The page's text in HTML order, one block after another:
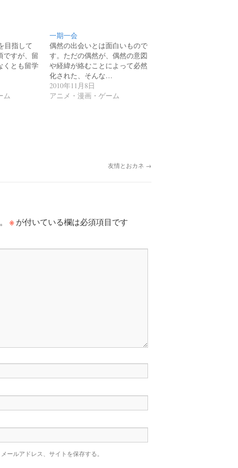
目指して
ですが、留
くとも留学
ム
一期一会
偶然の出会いとは面白いもので
す。ただの偶然が、偶然の意図
や経緯が絡むことによって必然
化された、そんな…
2010年11月8日
アニメ・漫画・ゲーム
友情とおカネ →
※ が付いている欄は必須項目です
ールアドレス、サイトを保存する。